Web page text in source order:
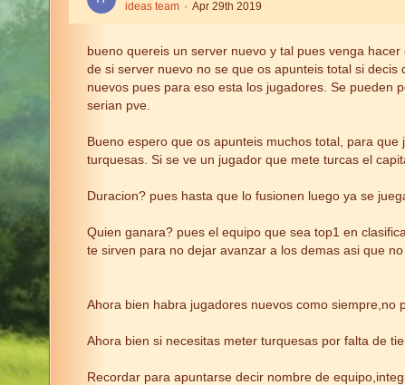
ideas team Apr 29th 2019
bueno quereis un server nuevo y tal pues venga
de si server nuevo no se que os apunteis total si
nuevos pues para eso esta los jugadores. Se pueden
serian pve.
Bueno espero que os apunteis muchos total, para
turquesas. Si se ve un jugador que mete turcas el
Duracion? pues hasta que lo fusionen luego ya se
Quien ganara? pues el equipo que sea top1 en
te sirven para no dejar avanzar a los demas asi que no
Ahora bien habra jugadores nuevos como siempre,no
Ahora bien si necesitas meter turquesas por falta de
Recordar para apuntarse decir nombre de